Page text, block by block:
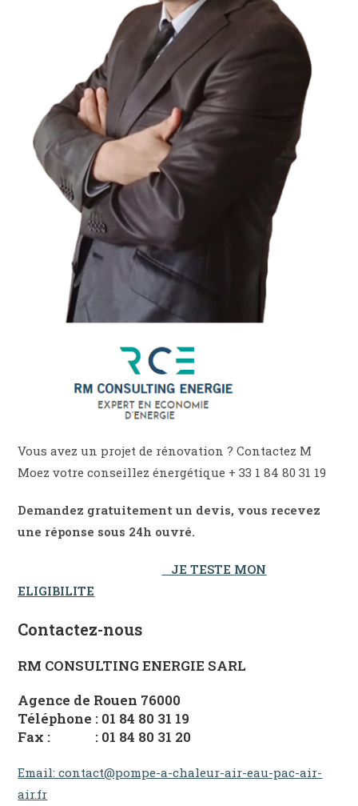
Vous avez un projet de rénovation ? Contactez M
Moez votre conseillez énergétique + 33 1 84 80 31 19
Demandez gratuitement un devis, vous recevez
une réponse sous 24h ouvré.
JE TESTE MON
ELIGIBILITE
Contactez-nous
RM CONSULTING ENERGIE SARL
Agence de Rouen 76000
Téléphone : 01 84 80 31 19
Fax : : 01 84 80 31 20
Email: contact@pompe-a-chaleur-air-eau-pac-air-
air.fr